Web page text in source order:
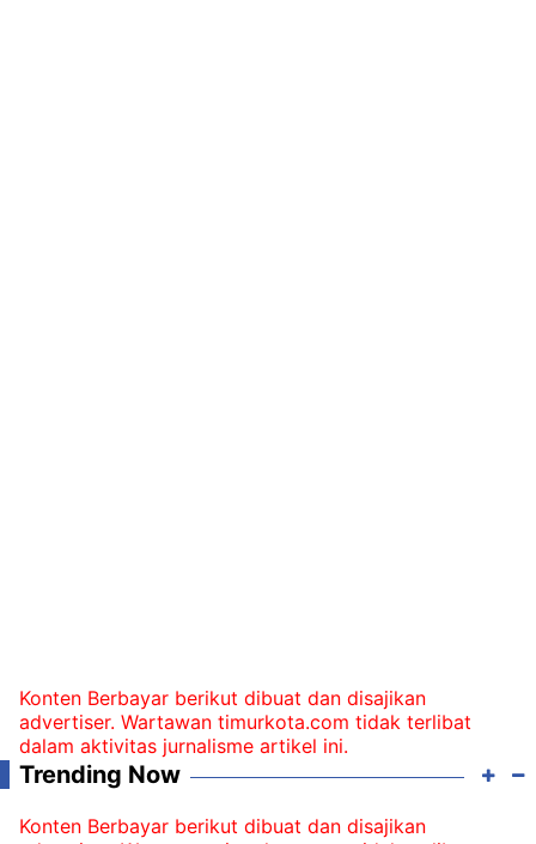
Konten Berbayar berikut dibuat dan disajikan
advertiser. Wartawan timurkota.com tidak terlibat
dalam aktivitas jurnalisme artikel ini.
Trending Now
Konten Berbayar berikut dibuat dan disajikan